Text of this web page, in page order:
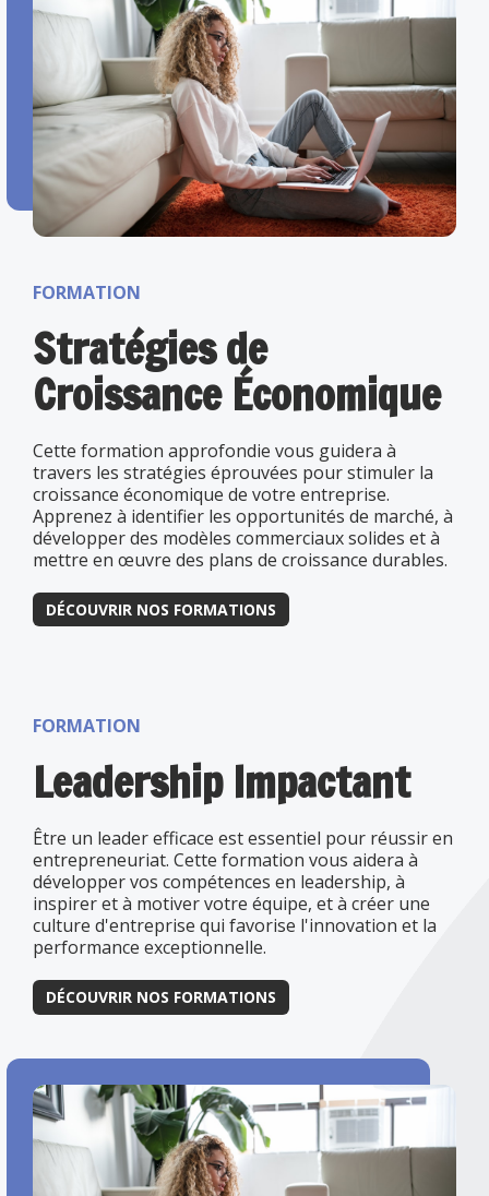
FORMATION
Stratégies de
Croissance Économique
Cette formation approfondie vous guidera à
travers les stratégies éprouvées pour stimuler la
croissance économique de votre entreprise.
Apprenez à identifier les opportunités de marché, à
développer des modèles commerciaux solides et à
mettre en œuvre des plans de croissance durables.
DÉCOUVRIR NOS FORMATIONS
FORMATION
Leadership Impactant
Être un leader efficace est essentiel pour réussir en
entrepreneuriat. Cette formation vous aidera à
développer vos compétences en leadership, à
inspirer et à motiver votre équipe, et à créer une
culture d'entreprise qui favorise l'innovation et la
performance exceptionnelle.
DÉCOUVRIR NOS FORMATIONS